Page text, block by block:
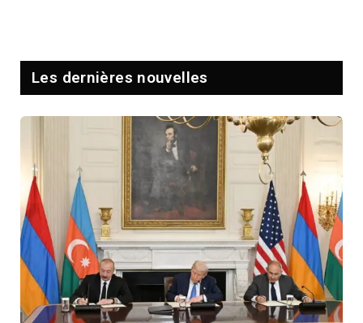
Les dernières nouvelles